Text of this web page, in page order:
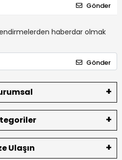
Gönder
haberdar olmak
Gönder
Ulaşın